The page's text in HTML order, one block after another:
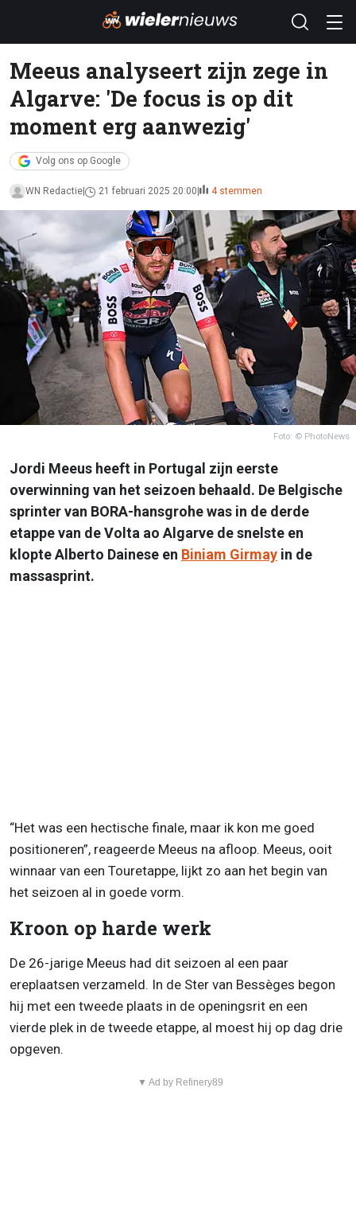
Meeus analyseert zijn zege in
Algarve: 'De focus is op dit
moment erg aanwezig'
Volg ons op Google
WN Redactie 21 februari 2025 20:00 4 stemmen
Foto: © PhotoNews
Jordi Meeus heeft in Portugal zijn eerste
overwinning van het seizoen behaald. De Belgische
sprinter van BORA-hansgrohe was in de derde
etappe van de Volta ao Algarve de snelste en
klopte Alberto Dainese en Biniam Girmay in de
massasprint.
“Het was een hectische finale, maar ik kon me goed
positioneren”, reageerde Meeus na afloop. Meeus, ooit
winnaar van een Touretappe, lijkt zo aan het begin van
het seizoen al in goede vorm.
Kroon op harde werk
De 26-jarige Meeus had dit seizoen al een paar
ereplaatsen verzameld. In de Ster van Bessèges begon
hij met een tweede plaats in de openingsrit en een
vierde plek in de tweede etappe, al moest hij op dag drie
opgeven.
▼ Ad by Refinery89